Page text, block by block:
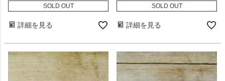
SOLD OUT
詳細を見る
SOLD OUT
詳細を見る